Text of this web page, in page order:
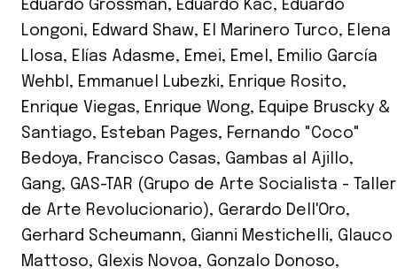
Eduardo Grossman, Eduardo Kac, Eduardo
Longoni, Edward Shaw, El Marinero Turco, Elena
Llosa, Elías Adasme, Emei, Emel , Emilio García
Wehbl , Emmanuel Lubezki, Enrique Rosito,
Enrique Viegas, Enrique Wong, Equipe Bruscky &
Santiago, Esteban Pages, Fernando "Coco"
Bedoya, Francisco Casas, Gambas al Ajillo,
Gang, GAS-TAR (Grupo de Arte Socialista - Taller
de Arte Revolucionario), Gerardo Dell'Oro,
Gerhard Scheumann, Gianni Mestichelli, Glauco
Mattoso, Glexis Novoa, Gonzalo Donoso,